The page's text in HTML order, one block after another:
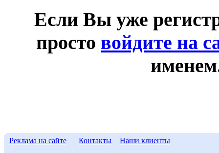
Если Вы уже
просто войдите на
Реклама на сайте Контакты Наши клиенты